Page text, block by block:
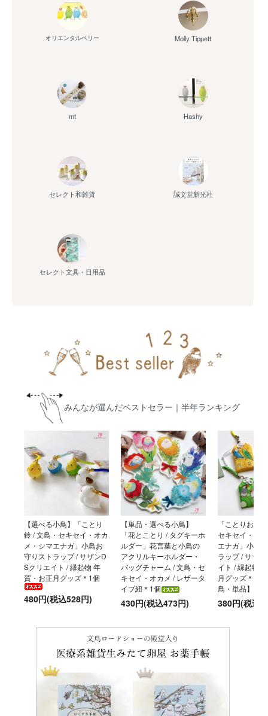
オリエンタルベリー Molly Tippett
mt Hashy
セレクト和雑貨 誠文堂新光社
セレクト文具・日用品
みんなが選んだベストセラー｜半年ランキング
【選べる小鳥】「ことり
鈴 / 文鳥・セキセイ・オカ
メ・シマエナガ」小鳥お
守りストラップ / サザンD
Sクリエイト / 縁起物 年
賀・お正月グッズ＊1個
480円(税込528円)
【単品・選べる小鳥】
「花とことり / タグキーホ
ルダー」花言葉と小鳥の
アクリルキーホルダー・
バッグチャーム / 文鳥・セ
キセイ・オカメ / レザータ
イプ紐＊1個
430円(税込473円)
「ことりおま
セキセイ・オ
エナガ」小鳥
ラップ / サザ
イト / 縁起物
月グッズ＊【
鳥・単品】
380円(税込